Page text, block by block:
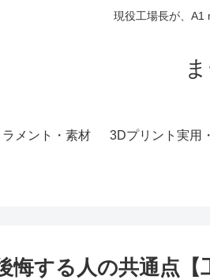
現役工場長が、A1
ラメント・素材 3Dプリント実用
悔する人の共通点【